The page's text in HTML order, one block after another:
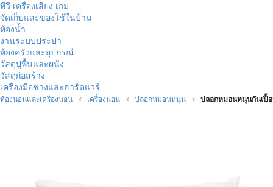
ทีวี เครื่องเสียง เกม
จัดเก็บและของใช้ในบ้าน
ห้องน้ำ
งานระบบประปา
ห้องครัวและอุปกรณ์
วัสดุปูพื้นและผนัง
วัสดุก่อสร้าง
เครื่องมือช่างและฮาร์ดแวร์
ห้องนอนและเครื่องนอน เครื่องนอน ปลอกหมอนหนุน ปลอกหมอนหนุนกันเปื้อ